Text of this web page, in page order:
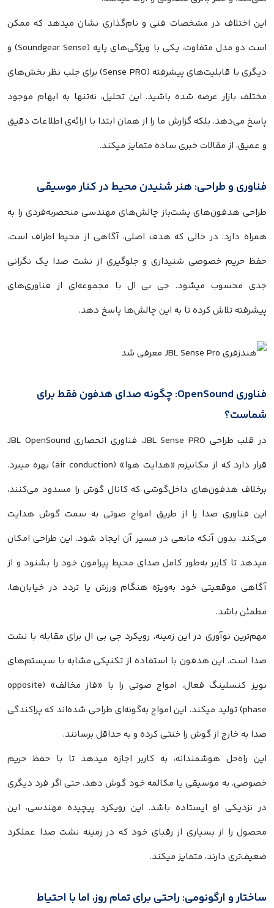
این اختلاف در مشخصات فنی و نام‌گذاری نشان میدهد که ممکن
است دو مدل متفاوت، یکی با ویژگی‌های پایه (Soundgear Sense) و
دیگری با قابلیت‌های پیشرفته (Sense PRO) برای جلب نظر بخش‌های
مختلف بازار عرضه شده باشید. این تحلیل، نه‌تنها به ابهام موجود
پاسخ می‌دهد، بلکه گزارش ما را از همان ابتدا با ارائه‌ی اطلاعات دقیق
و عمیق، از مقالات خبری ساده متمایز میکند.
فناوری و طراحی: هنر شنیدن محیط در کنار موسیقی
طراحی هدفون‌های پشت‌باز چالش‌های مهندسی منحصربه‌فردی را به
همراه دارد. در حالی که هدف اصلی، آگاهی از محیط اطراف است،
حفظ حریم خصوصی شنیداری و جلوگیری از نشت صدا یک نگرانی
جدی محسوب میشود. جی بی ال با مجموعه‌ای از فناوری‌های
پیشرفته تلاش کرده تا به این چالش‌ها پاسخ دهد.
فناوری OpenSound: چگونه صدای هدفون فقط برای
شماست؟
در قلب طراحی JBL Sense PRO، فناوری انحصاری JBL OpenSound
قرار دارد که از مکانیزم «هدایت هوا» (air conduction) بهره میبرد.
برخلاف هدفون‌های داخل‌گوشی که کانال گوش را مسدود می‌کنند،
این فناوری صدا را از طریق امواج صوتی به سمت گوش هدایت
می‌کند، بدون آنکه مانعی در مسیر آن ایجاد شود. این طراحی امکان
میدهد تا کاربر به‌طور کامل صدای محیط پیرامون خود را بشنود و از
آگاهی موقعیتی خود به‌ویژه هنگام ورزش یا تردد در خیابان‌ها،
مطمئن باشد.
مهم‌ترین نوآوری در این زمینه، رویکرد جی بی ال برای مقابله با نشت
صدا است. این هدفون با استفاده از تکنیکی مشابه با سیستم‌های
نویز کنسلینگ فعال، امواج صوتی را با «فاز مخالف» (opposite
phase) تولید میکند. این امواج به‌گونه‌ای طراحی شده‌اند که پراکندگی
صدا به خارج از گوش را خنثی کرده و به حداقل برسانند.
این راه‌حل هوشمندانه، به کاربر اجازه میدهد تا با حفظ حریم
خصوصی، به موسیقی یا مکالمه خود گوش دهد، حتی اگر فرد دیگری
در نزدیکی او ایستاده باشد. این رویکرد پیچیده مهندسی، این
محصول را از بسیاری از رقبای خود که در زمینه نشت صدا عملکرد
ضعیف‌تری دارند، متمایز میکند.
ساختار و ارگونومی: راحتی برای تمام روز، اما با احتیاط